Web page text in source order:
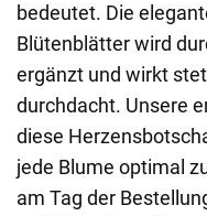
bedeutet. Die
Blütenblätter wird
ergänzt und wirkt
durchdacht. Unsere
diese
jede Blume optimal
am Tag der